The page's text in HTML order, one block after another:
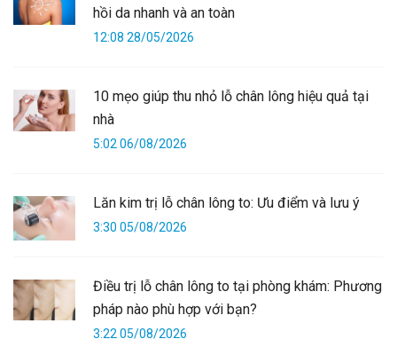
hồi da nhanh và an toàn
12:08 28/05/2026
10 mẹo giúp thu nhỏ lỗ chân lông hiệu quả tại
nhà
5:02 06/08/2026
Lăn kim trị lỗ chân lông to: Ưu điểm và lưu ý
3:30 05/08/2026
Điều trị lỗ chân lông to tại phòng khám: Phương
pháp nào phù hợp với bạn?
3:22 05/08/2026